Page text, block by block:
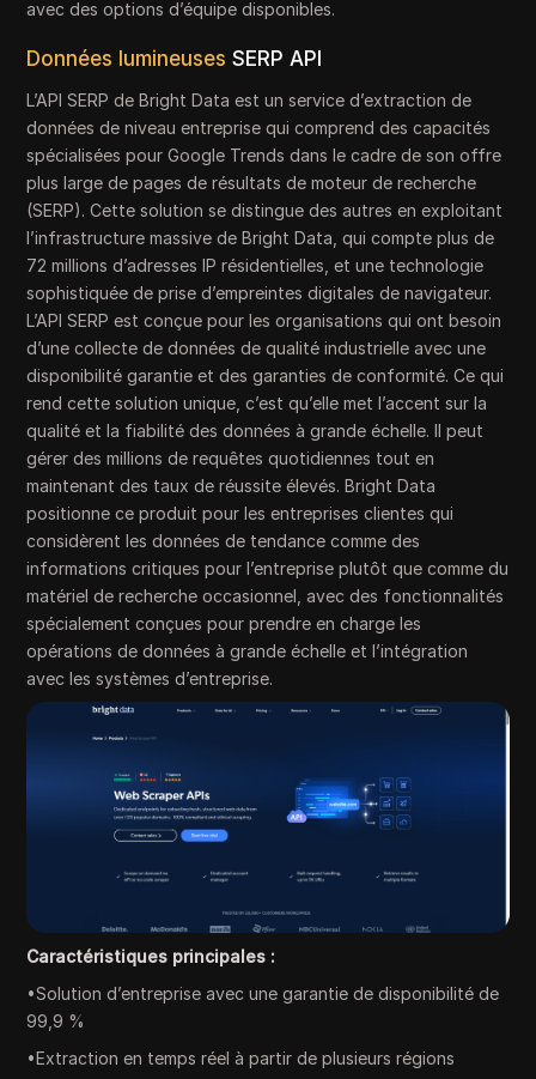
avec des options d’équipe disponibles.
Données lumineuses SERP API
L’API SERP de Bright Data est un service d’extraction de
données de niveau entreprise qui comprend des capacités
spécialisées pour Google Trends dans le cadre de son offre
plus large de pages de résultats de moteur de recherche
(SERP). Cette solution se distingue des autres en exploitant
l’infrastructure massive de Bright Data, qui compte plus de
72 millions d’adresses IP résidentielles, et une technologie
sophistiquée de prise d’empreintes digitales de navigateur.
L’API SERP est conçue pour les organisations qui ont besoin
d’une collecte de données de qualité industrielle avec une
disponibilité garantie et des garanties de conformité. Ce qui
rend cette solution unique, c’est qu’elle met l’accent sur la
qualité et la fiabilité des données à grande échelle. Il peut
gérer des millions de requêtes quotidiennes tout en
maintenant des taux de réussite élevés. Bright Data
positionne ce produit pour les entreprises clientes qui
considèrent les données de tendance comme des
informations critiques pour l’entreprise plutôt que comme du
matériel de recherche occasionnel, avec des fonctionnalités
spécialement conçues pour prendre en charge les
opérations de données à grande échelle et l’intégration
avec les systèmes d’entreprise.
Caractéristiques principales :
•Solution d’entreprise avec une garantie de disponibilité de
99,9 %
•Extraction en temps réel à partir de plusieurs régions